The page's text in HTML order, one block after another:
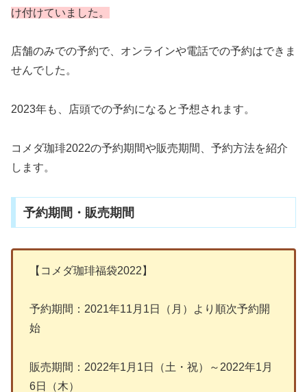
け付けていました。
店舗のみでの予約で、オンラインや電話での予約はできま
せんでした。
2023年も、店頭での予約になると予想されます。
コメダ珈琲2022の予約期間や販売期間、予約方法を紹介
します。
予約期間・販売期間
【コメダ珈琲福袋2022】
予約期間：2021年11月1日（月）より順次予約開
始
販売期間：2022年1月1日（土・祝）～2022年1月
6日（木）